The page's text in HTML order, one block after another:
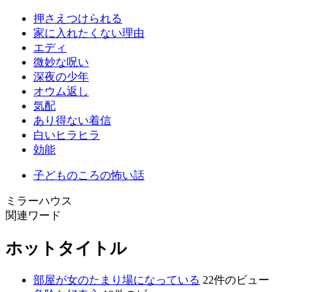
押さえつけられる
家に入れたくない理由
エディ
微妙な呪い
深夜の少年
オウム返し
気配
あり得ない着信
白いヒラヒラ
効能
子どものころの怖い話
ミラーハウス
関連ワード
ホットタイトル
部屋が女のたまり場になっている 22件のビュー